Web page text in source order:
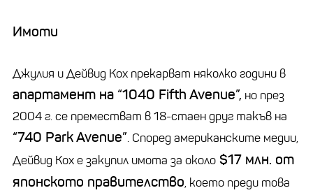
Имоти
Джулия и Дейвид Кох прекарват няколко години в
апартамент на “1040 Fifth Avenue”, но през
2004 г. се преместват в 18-стаен друг такъв на
“740 Park Avenue”. Според американските медии,
Дейвид Кох е закупил имота за около $17 млн. от
японското правителство, което преди това